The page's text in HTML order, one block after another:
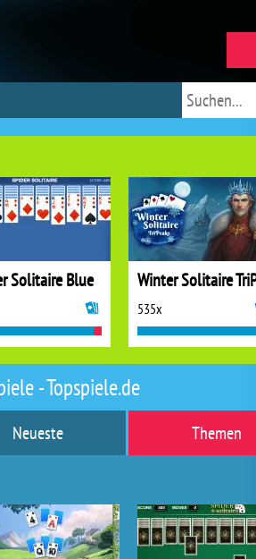
- Topspiele.de
Neueste
Themen
Solitaire Blue
535x